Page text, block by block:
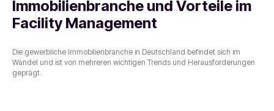
Immobilienbranche und Vorteile im
Facility Management
Die gewerbliche Immobilienbranche in Deutschland befindet sich im
Wandel und ist von mehreren wichtigen Trends und Herausforderungen
geprägt.